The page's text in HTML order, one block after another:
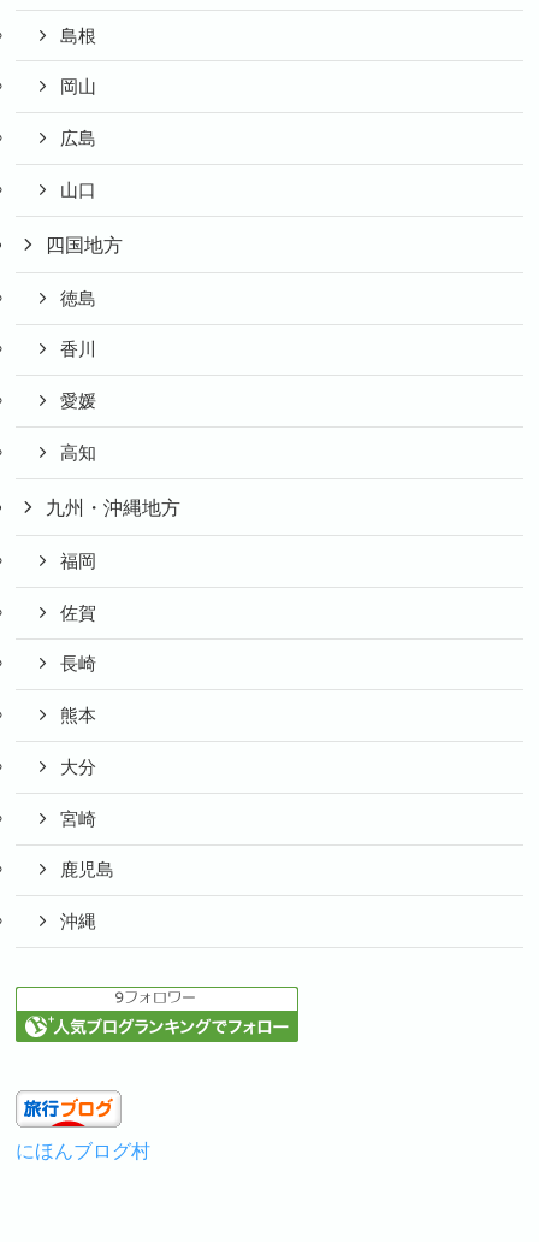
島根
岡山
広島
山口
四国地方
徳島
香川
愛媛
高知
九州・沖縄地方
福岡
佐賀
長崎
熊本
大分
宮崎
鹿児島
沖縄
にほんブログ村